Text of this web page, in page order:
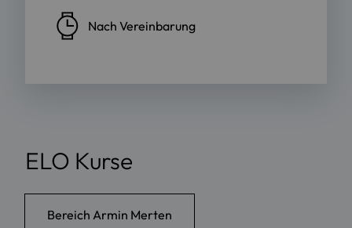
Nach Vereinbarung
ELO Kurse
Bereich Armin Merten